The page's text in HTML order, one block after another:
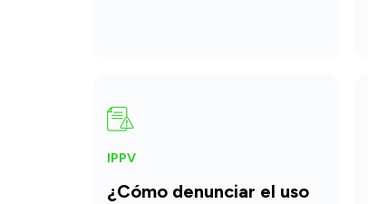
¿Cómo denunciar el uso
IPPV